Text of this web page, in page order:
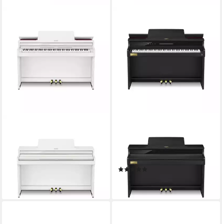
Homepianos), AP-550 WE
Celviano - E-Piano
Digitalpiano (Digitalpianos,
Homepianos), AP-750 BK
Celviano - E-Piano
2.104,92 €
lieferbar - in 6-8 Werktagen bei dir